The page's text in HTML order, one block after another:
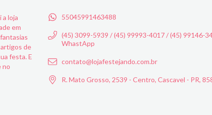
a loja
em
de
festa. E
no
55045991463488
(45) 3099-5939 / (45) 99993-4017 / (45) 99146-
WhastApp
contato@lojafestejando.com.br
R. Mato Grosso, 2539 - Centro, Cascavel - PR,